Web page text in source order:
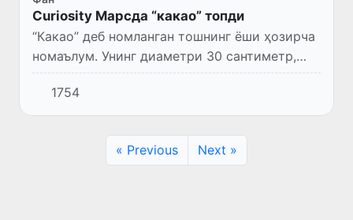
Curiosity Марсда “какао” топди
“Какао” деб номланган тошнинг ёши ҳозирча
номаълум. Унинг диаметри 30 сантиметр,
ёши миллионлаб йиллар деб тахмин
қилиняпти.
1754
« Previous Next »